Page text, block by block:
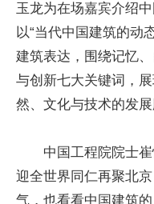
玉龙为在场嘉宾介绍
以“当代中国建筑的动
建筑表达，围绕记忆
与创新七大关键词，
然、文化与技术的发展
中国工程院院士
迎全世界同仁再聚北
气，也看看中国建筑的